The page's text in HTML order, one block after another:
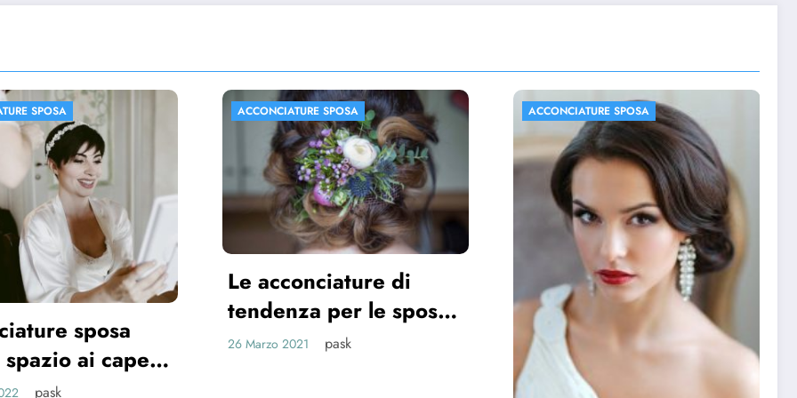
SPOSA
di
per le spose
2021 pask
ACCONCIATURE SPOSA
ACCONCIATURE SPOSA
FOTO MATRIMONIO